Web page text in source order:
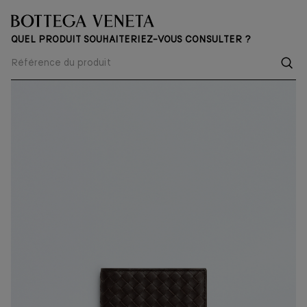
QUEL PRODUIT SOUHAITERIEZ-VOUS CONSULTER ?